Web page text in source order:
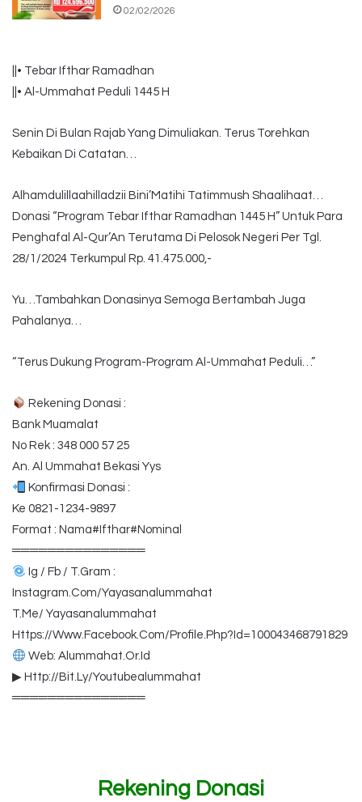
02/02/2026
||• Tebar Ifthar Ramadhan
||• Al-Ummahat Peduli 1445 H
Senin Di Bulan Rajab Yang Dimuliakan. Terus Torehkan
Kebaikan Di Catatan…
Alhamdulillaahilladzii Bini’Matihi Tatimmush Shaalihaat…
Donasi “Program Tebar Ifthar Ramadhan 1445 H” Untuk Para
Penghafal Al-Qur’An Terutama Di Pelosok Negeri Per Tgl.
28/1/2024 Terkumpul Rp. 41.475.000,-
Yu…Tambahkan Donasinya Semoga Bertambah Juga
Pahalanya…
“Terus Dukung Program-Program Al-Ummahat Peduli…”
Rekening Donasi :
Bank Muamalat
No Rek : 348 000 57 25
An. Al Ummahat Bekasi Yys
Konfirmasi Donasi :
Ke 0821-1234-9897
Format : Nama#Ifthar#Nominal
═══════════════
Ig / Fb / T.Gram :
Instagram.Com/Yayasanalummahat
T.Me/ Yayasanalummahat
Https://Www.Facebook.Com/Profile.Php?Id=100043468791829
Web: Alummahat.Or.Id
▶ Http://Bit.Ly/Youtubealummahat
═══════════════
Rekening Donasi